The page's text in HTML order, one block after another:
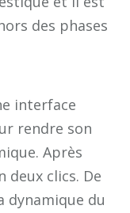
des phases
interface
rendre son
Après
deux clics. De
dynamique du